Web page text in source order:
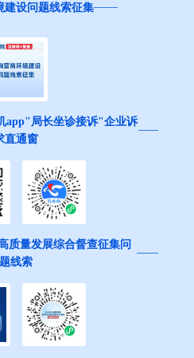
建设问题线索征集
app"局长坐诊接诉"企业诉
直通窗
质量发展综合督查征集问
题线索